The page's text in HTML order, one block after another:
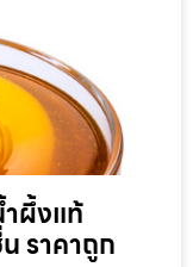
ผึ้งแท้
ราคาถูก